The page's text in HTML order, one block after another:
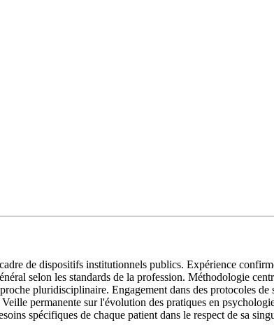
de dispositifs institutionnels publics. Expérience
selon les standards de la profession. Méthodologie
pluridisciplinaire. Engagement dans des protocoles
permanente sur l'évolution des pratiques en
spécifiques de chaque patient dans le respect de sa